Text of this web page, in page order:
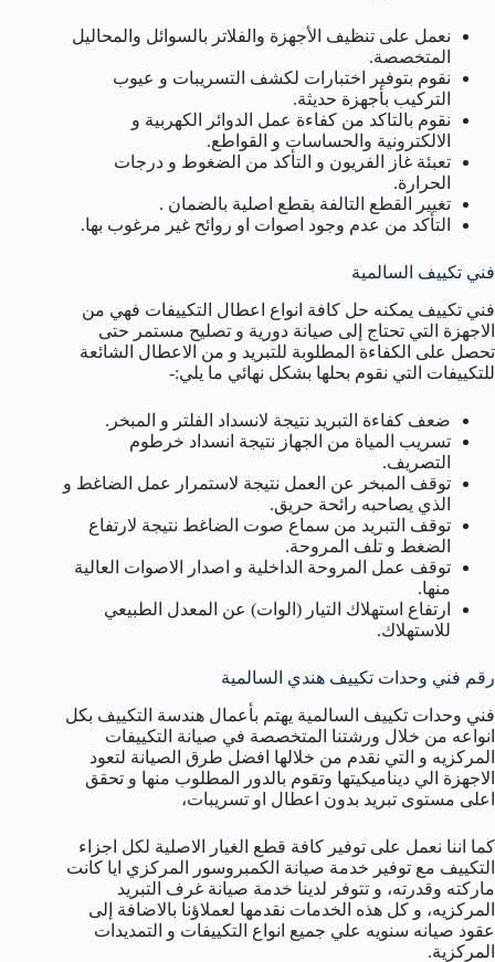
نعمل على تنظيف الأجهزة والفلاتر بالسوائل والمحاليل
المتخصصة.
نقوم بتوفير اختبارات لكشف التسريبات و عيوب
التركيب بأجهزة حديثة.
نقوم بالتاكد من كفاءة عمل الدوائر الكهربية و
الالكترونية والحساسات و القواطع.
تعبئة غاز الفريون و التأكد من الضغوط و درجات
الحرارة.
تغيير القطع التالفة بقطع اصلية بالضمان .
التأكد من عدم وجود اصوات او روائح غير مرغوب بها.
فني تكييف السالمية
فني تكييف يمكنه حل كافة انواع اعطال التكييفات فهي من
الاجهزة التي تحتاج إلى صيانة دورية و تصليح مستمر حتى
تحصل على الكفاءة المطلوبة للتبريد و من الاعطال الشائعة
للتكييفات التي نقوم بحلها بشكل نهائي ما يلي:-
ضعف كفاءة التبريد نتيجة لانسداد الفلتر و المبخر.
تسريب المياة من الجهاز نتيجة انسداد خرطوم
التصريف.
توقف المبخر عن العمل نتيجة لاستمرار عمل الضاغط و
الذي يصاحبه رائحة حريق.
توقف التبريد من سماع صوت الضاغط نتيجة لارتفاع
الضغط و تلف المروحة.
توقف عمل المروحة الداخلية و اصدار الاصوات العالية
منها.
ارتفاع استهلاك التيار (الوات) عن المعدل الطبيعي
للاستهلاك.
رقم فني وحدات تكييف هندي السالمية
فني وحدات تكييف السالمية يهتم بأعمال هندسة التكييف بكل
انواعه من خلال ورشتنا المتخصصة في صيانة التكييفات
المركزيه و التي نقدم من خلالها افضل طرق الصيانة لتعود
الاجهزة الي ديناميكيتها وتقوم بالدور المطلوب منها و تحقق
اعلى مستوى تبريد بدون اعطال او تسريبات،
كما اننا نعمل على توفير كافة قطع الغيار الاصلية لكل اجزاء
التكييف مع توفير خدمة صيانة الكمبروسور المركزي ايا كانت
ماركته وقدرته، و تتوفر لدينا خدمة صيانة غرف التبريد
المركزيه، و كل هذه الخدمات نقدمها لعملاؤنا بالاضافة إلى
عقود صيانه سنويه علي جميع انواع التكييفات و التمديدات
المركزية.